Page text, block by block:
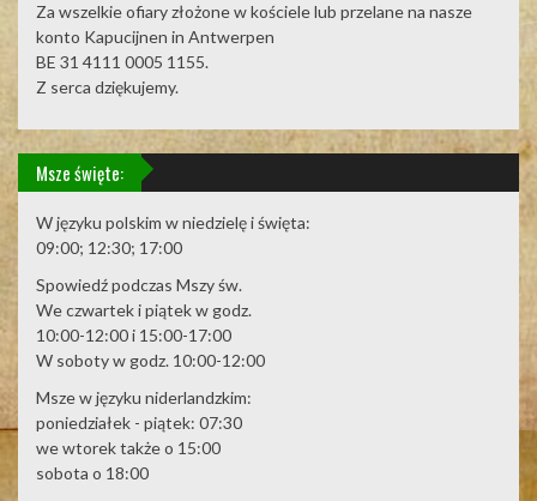
Za wszelkie ofiary złożone w kościele lub przelane na nasze
konto Kapucijnen in Antwerpen
BE 31 4111 0005 1155.
Z serca dziękujemy.
Msze święte:
W języku polskim w niedzielę i święta:
09:00; 12:30; 17:00
Spowiedź podczas Mszy św.
We czwartek i piątek w godz.
10:00-12:00 i 15:00-17:00
W soboty w godz. 10:00-12:00
Msze w języku niderlandzkim:
poniedziałek - piątek: 07:30
we wtorek także o 15:00
sobota o 18:00